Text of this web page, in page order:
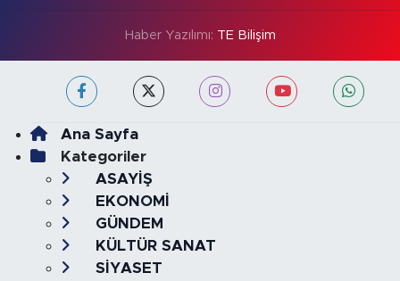
Haber Yazılımı: TE Bilişim
Ana Sayfa
Kategoriler
ASAYİŞ
EKONOMİ
GÜNDEM
KÜLTÜR SANAT
SİYASET